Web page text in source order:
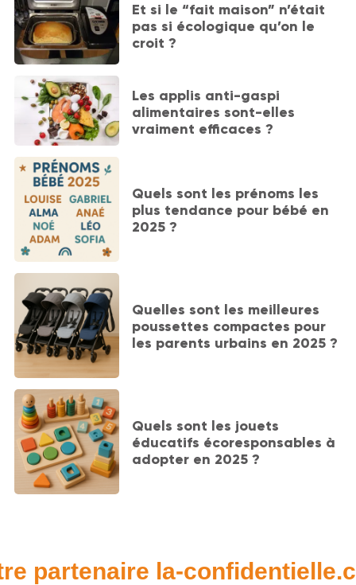
Et si le “fait maison” n’était
pas si écologique qu’on le
croit ?
Les applis anti-gaspi
alimentaires sont-elles
vraiment efficaces ?
Quels sont les prénoms les
plus tendance pour bébé en
2025 ?
Quelles sont les meilleures
poussettes compactes pour
les parents urbains en 2025 ?
Quels sont les jouets
éducatifs écoresponsables à
adopter en 2025 ?
partenaire la-